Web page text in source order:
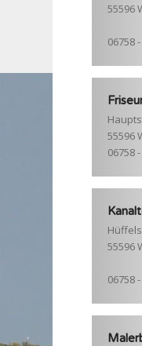
55596
06758
55596
06758
55596
06758